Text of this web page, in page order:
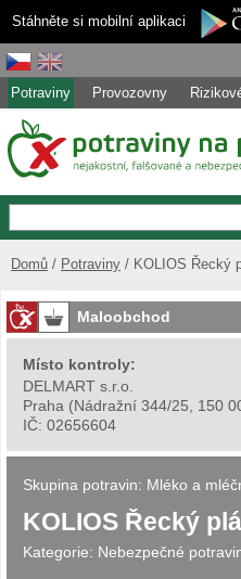
Stáhněte si mobilní aplikaci
Potraviny Provozovny
Domů Potraviny KOLIOS Řecký
Maloobchod
Místo kontroly:
DELMART s.r.o.
Praha (Nádražní 344/25, 150
IČ: 02656604
Skupina potravin: Mléko a
KOLIOS Řecký
Kategorie: Nebezpečné